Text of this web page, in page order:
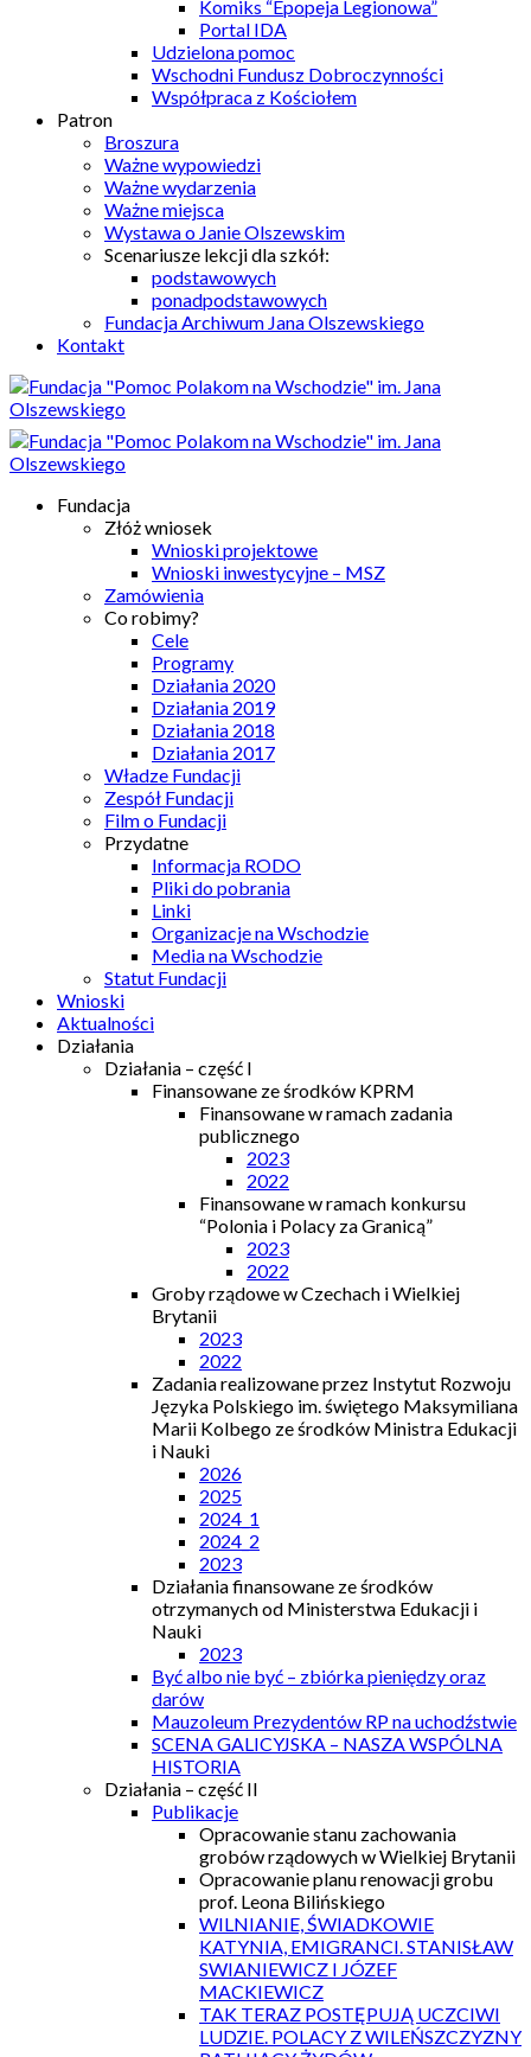
Komiks “Epopeja Legionowa”
Portal IDA
Udzielona pomoc
Wschodni Fundusz Dobroczynności
Współpraca z Kościołem
Patron
Broszura
Ważne wypowiedzi
Ważne wydarzenia
Ważne miejsca
Wystawa o Janie Olszewskim
Scenariusze lekcji dla szkół:
podstawowych
ponadpodstawowych
Fundacja Archiwum Jana Olszewskiego
Kontakt
Fundacja
Złóż wniosek
Wnioski projektowe
Wnioski inwestycyjne – MSZ
Zamówienia
Co robimy?
Cele
Programy
Działania 2020
Działania 2019
Działania 2018
Działania 2017
Władze Fundacji
Zespół Fundacji
Film o Fundacji
Przydatne
Informacja RODO
Pliki do pobrania
Linki
Organizacje na Wschodzie
Media na Wschodzie
Statut Fundacji
Wnioski
Aktualności
Działania
Działania – część I
Finansowane ze środków KPRM
Finansowane w ramach zadania
publicznego
2023
2022
Finansowane w ramach konkursu
“Polonia i Polacy za Granicą”
2023
2022
Groby rządowe w Czechach i Wielkiej
Brytanii
2023
2022
Zadania realizowane przez Instytut Rozwoju
Języka Polskiego im. świętego Maksymiliana
Marii Kolbego ze środków Ministra Edukacji
i Nauki
2026
2025
2024_1
2024_2
2023
Działania finansowane ze środków
otrzymanych od Ministerstwa Edukacji i
Nauki
2023
Być albo nie być – zbiórka pieniędzy oraz
darów
Mauzoleum Prezydentów RP na uchodźstwie
SCENA GALICYJSKA – NASZA WSPÓLNA
HISTORIA
Działania – część II
Publikacje
Opracowanie stanu zachowania
grobów rządowych w Wielkiej Brytanii
Opracowanie planu renowacji grobu
prof. Leona Bilińskiego
WILNIANIE, ŚWIADKOWIE
KATYNIA, EMIGRANCI. STANISŁAW
SWIANIEWICZ I JÓZEF
MACKIEWICZ
TAK TERAZ POSTĘPUJĄ UCZCIWI
LUDZIE. POLACY Z WILEŃSZCZYZNY